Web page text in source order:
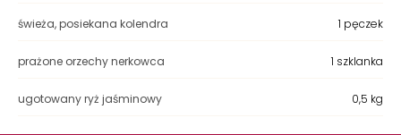
świeża, posiekana kolendra 1 pęczek
prażone orzechy nerkowca 1 szklanka
ugotowany ryż jaśminowy 0,5 kg